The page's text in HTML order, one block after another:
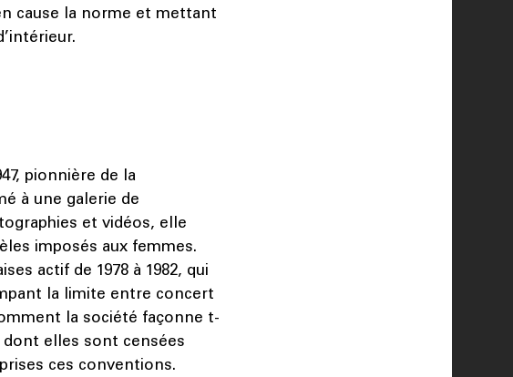
cause la norme et mettant
pionnière de la
à une galerie de
et vidéos, elle
imposés aux femmes.
actif de 1978 à 1982, qui
la limite entre concert
la société façonne t-
dont elles sont censées
ces conventions.